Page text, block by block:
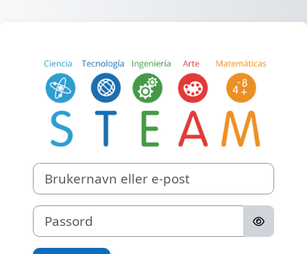
Logg inn på
Brukernavn eller e-post
Passord